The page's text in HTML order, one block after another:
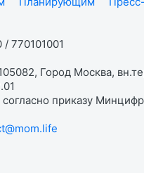
770101001
Город Москва,
приказу